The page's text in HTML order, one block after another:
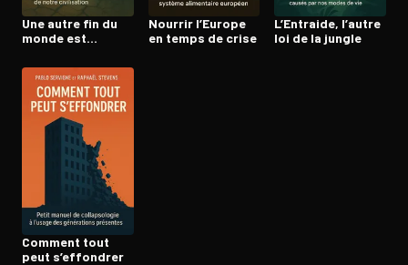
Une autre fin du
monde est
Nourrir l’Europe
en temps de crise
L’Entraide, l’autre
loi de la jungle
Comment tout
peut s’effondrer